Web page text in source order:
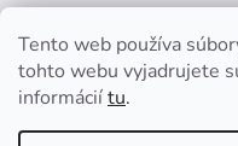
Tento web používa
tohto webu vyjadrujete
informáciítu.